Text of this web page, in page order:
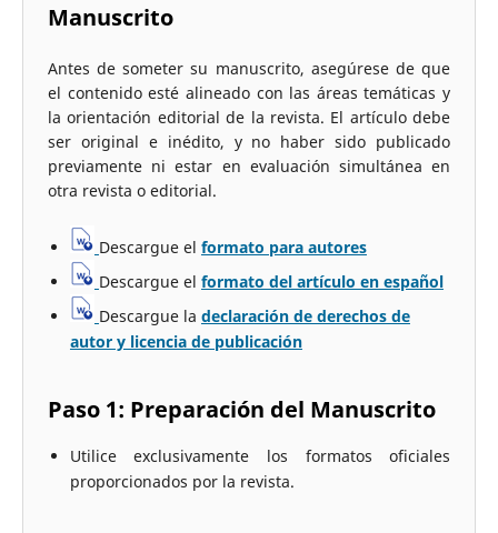
Manuscrito
Antes de someter su manuscrito, asegúrese de que
el contenido esté alineado con las áreas temáticas y
la orientación editorial de la revista. El artículo debe
ser original e inédito, y no haber sido publicado
previamente ni estar en evaluación simultánea en
otra revista o editorial.
Descargue el formato para autores
Descargue el formato del artículo en español
Descargue la declaración de derechos de
autor y licencia de publicación
Paso 1: Preparación del Manuscrito
Utilice exclusivamente los formatos oficiales
proporcionados por la revista.